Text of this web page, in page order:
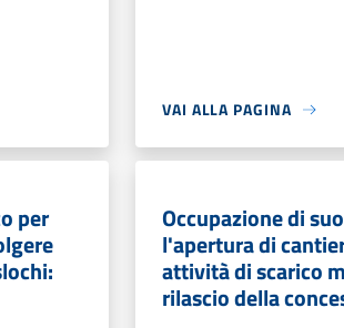
VAI ALLA PAGINA
per Occupazione di
l'apertura di
attività di scarico
rilascio della